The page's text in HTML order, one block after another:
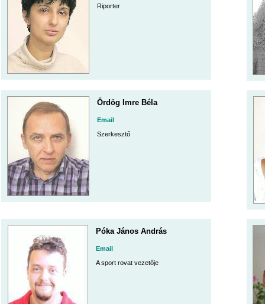
Riporter
Ördög Imre Béla
Email
Szerkesztő
Póka János András
Email
A sport rovat vezetője